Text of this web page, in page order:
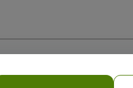
файлов cookie, и